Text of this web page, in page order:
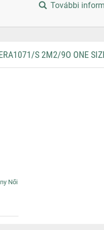
További
S 2M2/9O ONE
Női